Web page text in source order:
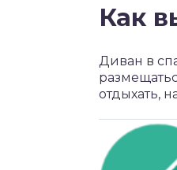
Как
Диван в
отдыхать,